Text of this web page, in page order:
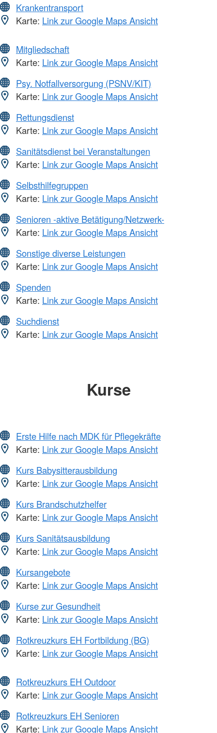
Krankentransport
Karte: Link zur Google Maps Ansicht
Mitgliedschaft
Karte: Link zur Google Maps Ansicht
Psy. Notfallversorgung (PSNV/KIT)
Karte: Link zur Google Maps Ansicht
Rettungsdienst
Karte: Link zur Google Maps Ansicht
Sanitätsdienst bei Veranstaltungen
Karte: Link zur Google Maps Ansicht
Selbsthilfegruppen
Karte: Link zur Google Maps Ansicht
Senioren -aktive Betätigung/Netzwerk-
Karte: Link zur Google Maps Ansicht
Sonstige diverse Leistungen
Karte: Link zur Google Maps Ansicht
Spenden
Karte: Link zur Google Maps Ansicht
Suchdienst
Karte: Link zur Google Maps Ansicht
Kurse
Erste Hilfe nach MDK für Pflegekräfte
Karte: Link zur Google Maps Ansicht
Kurs Babysitterausbildung
Karte: Link zur Google Maps Ansicht
Kurs Brandschutzhelfer
Karte: Link zur Google Maps Ansicht
Kurs Sanitätsausbildung
Karte: Link zur Google Maps Ansicht
Kursangebote
Karte: Link zur Google Maps Ansicht
Kurse zur Gesundheit
Karte: Link zur Google Maps Ansicht
Rotkreuzkurs EH Fortbildung (BG)
Karte: Link zur Google Maps Ansicht
Rotkreuzkurs EH Outdoor
Karte: Link zur Google Maps Ansicht
Rotkreuzkurs EH Senioren
Karte: Link zur Google Maps Ansicht